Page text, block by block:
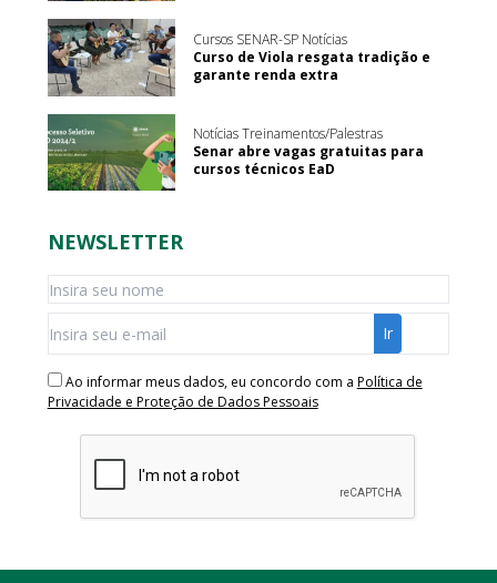
Cursos SENAR-SP Notícias
Curso de Viola resgata tradição e
garante renda extra
Notícias Treinamentos/Palestras
Senar abre vagas gratuitas para
cursos técnicos EaD
NEWSLETTER
Ao informar meus dados, eu concordo com a Política de
Privacidade e Proteção de Dados Pessoais